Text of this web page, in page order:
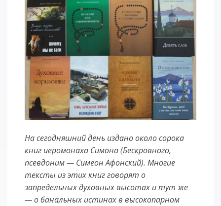
На сегодняшний день издано около сорока
книг иеромонаха Симона (Бескровного,
псевдоним — Симеон Афонский). Многие
тексты из этих книг говорят о
запредельных духовных высотах и тут же
— о банальных истинах в высокопарном